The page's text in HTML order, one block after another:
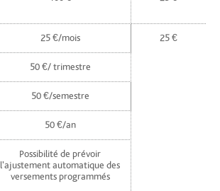
25 €/mois 25 €
50 €/ trimestre
50 €/semestre
50 €/an
Possibilité de prévoir
l'ajustement automatique des
versements programmés